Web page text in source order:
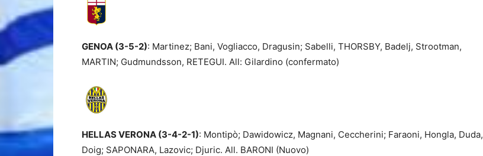
GENOA (3-5-2): Martinez; Bani, Vogliacco, Dragusin; Sabelli, THORSBY, Badelj, Strootman,
MARTIN; Gudmundsson, RETEGUI. All: Gilardino (confermato)
HELLAS VERONA (3-4-2-1): Montipò; Dawidowicz, Magnani, Ceccherini; Faraoni, Hongla, Duda,
Doig; SAPONARA, Lazovic; Djuric. All. BARONI (Nuovo)